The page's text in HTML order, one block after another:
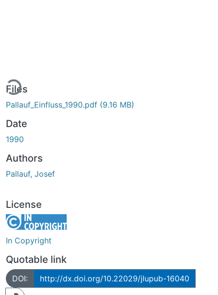
Files
Pallauf_Einfluss_1990.pdf (9.16 MB)
Date
1990
Authors
Pallauf, Josef
License
In Copyright
Quotable link
DOI: http://dx.doi.org/10.22029/jlupub-16040